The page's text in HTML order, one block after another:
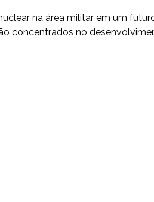
na área militar em um
concentrados no